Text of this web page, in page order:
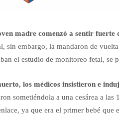
madre comenzó a sentir fuerte
sin embargo, la mandaron de
el estudio de monitoreo fetal, se
los médicos insistieron e
sometiéndola a una cesárea a
ya que era el primer bebé que